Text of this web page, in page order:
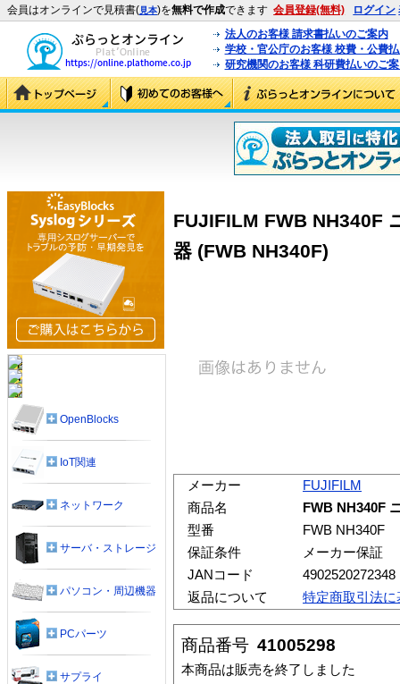
会員はオンラインで見積書(見本)を無料で作成できます 会員登録(無料) ログイン
法人のお客様 請求書払いのご案内
学校・官公庁のお客様 校費・公費
研究機関のお客様 科研費払いのご
FUJIFILM FWB NH340F
器 (FWB NH340F)
メーカー
FUJIFILM
商品名
FWB NH340F
型番
FWB NH340F
保証条件
メーカー保証
JANコード
4902520272348
返品について
特定商取引法
商品番号 41005298
本商品は販売を終了しました
OpenBlocks
IoT関連
ネットワーク
サーバ・ストレージ
パソコン・周辺機器
PCパーツ
サプライ